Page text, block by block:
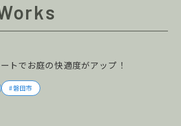
トでお庭の快適度がアップ！
磐田市